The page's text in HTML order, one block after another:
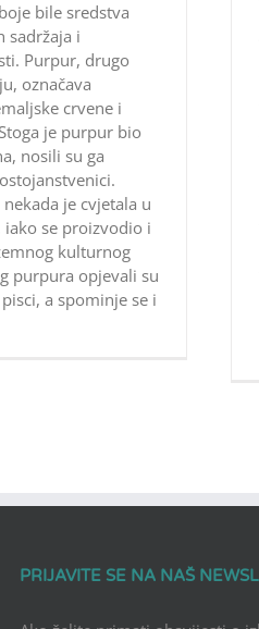
bile sredstva
sadržaja i
Purpur, drugo
označava
crvene i
je purpur bio
nosili su ga
je cvjetala u
se proizvodio i
kulturnog
purpura opjevali su
a spominje se i
PRIJAVITE SE NA NAŠ